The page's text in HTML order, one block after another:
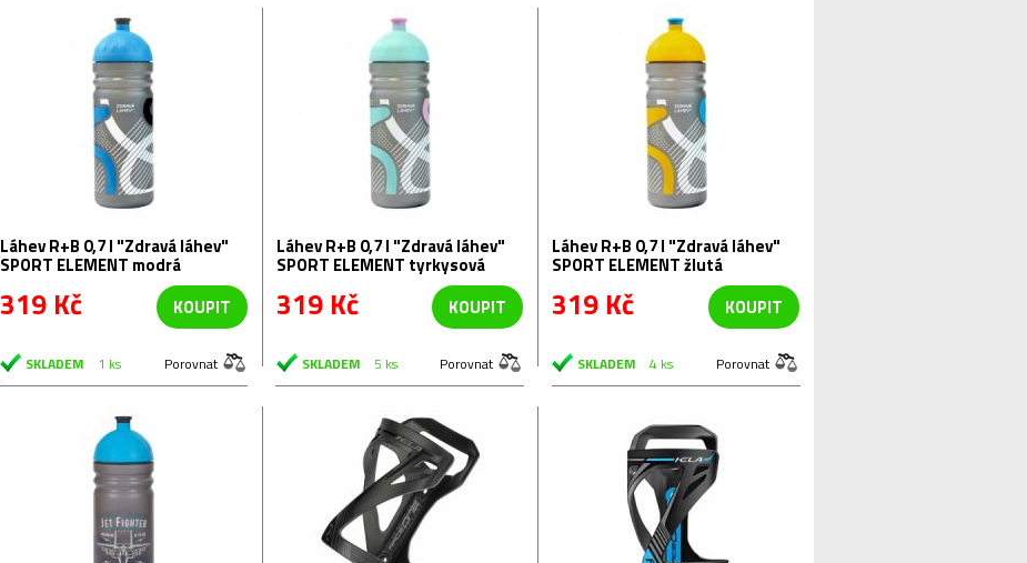
Láhev R+B 0,7 l "Zdravá láhev"
SPORT ELEMENT modrá
319 Kč KOUPIT
SKLADEM 1 ks Porovnat
Láhev R+B 0,7 l "Zdravá láhev"
SPORT ELEMENT tyrkysová
319 Kč KOUPIT
SKLADEM 5 ks Porovnat
Láhev R+B 0,7 l "Zdravá láhev"
SPORT ELEMENT žlutá
319 Kč KOUPIT
SKLADEM 4 ks Porovnat